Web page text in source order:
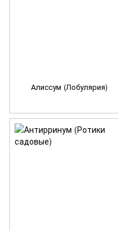
Алиссум (Лобулярия)